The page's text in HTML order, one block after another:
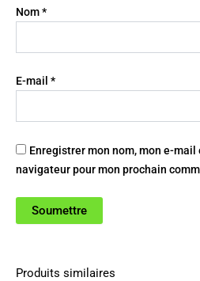
Nom*
E-mail *
Enregistrer mon nom, mon e-mail
navigateur pour mon prochain
Produits similaires